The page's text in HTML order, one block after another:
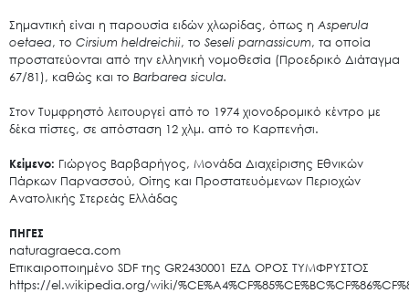
Search
Νέα – Δημοσιότητα
Σημαντική είναι η παρουσία ειδών χλωρίδας, όπως η Asperula
oetaea, το Cirsium heldreichii, το Seseli parnassicum, τα οποία
προστατεύονται από την ελληνική νομοθεσία (Προεδρικό Διάταγμα
67/81), καθώς και το Barbarea sicula.
Στον Τυμφρηστό λειτουργεί από το 1974 χιονοδρομικό κέντρο με
δέκα πίστες, σε απόσταση 12 χλμ. από το Καρπενήσι.
Κείμενο: Γιώργος Βαρβαρήγος, Μονάδα Διαχείρισης Εθνικών
Πάρκων Παρνασσού, Οίτης και Προστατευόμενων Περιοχών
Ανατολικής Στερεάς Ελλάδας
ΠΗΓΕΣ
naturagraeca.com
Επικαιροποιημένο SDF της GR2430001 ΕΖΔ ΟΡΟΣ ΤΥΜΦΡΥΣΤΟΣ
https://el.wikipedia.org/wiki/